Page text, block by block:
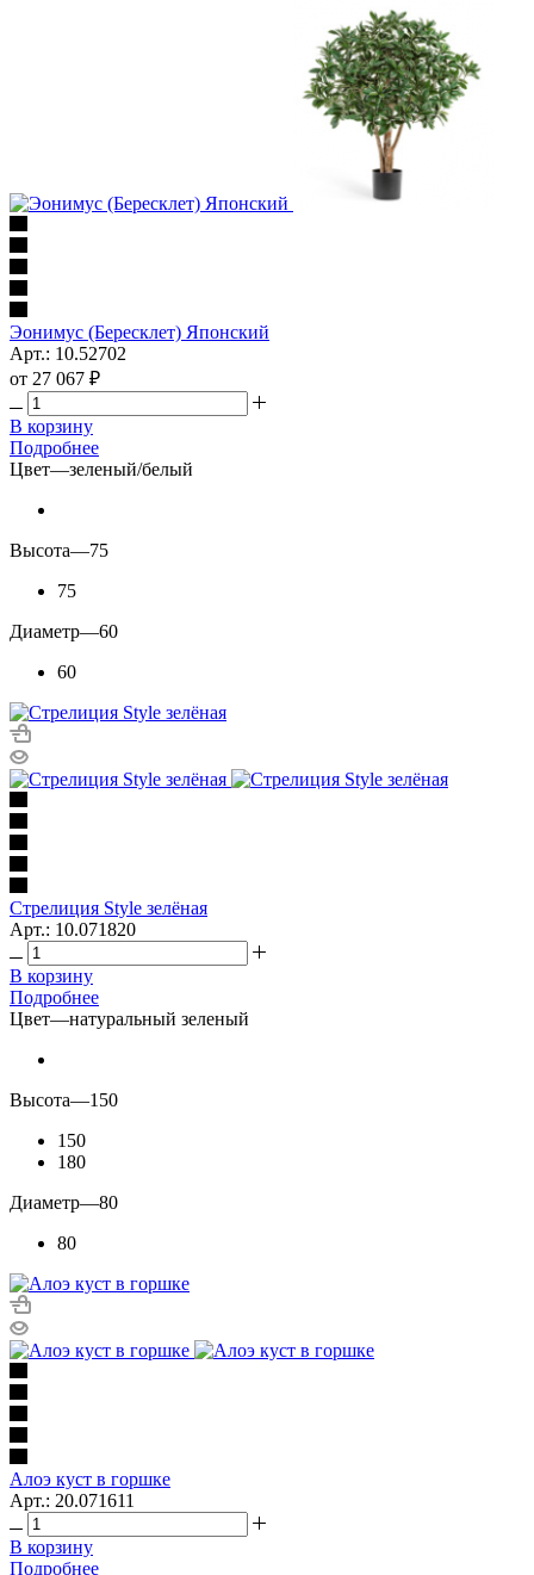
Эонимус (Бересклет) Японский
Арт.: 10.52702
от 27 067 ₽
В корзину
Подробнее
Цвет—зеленый/белый
Высота—75
75
Диаметр—60
60
Стрелиция Style зелёная
Арт.: 10.071820
В корзину
Подробнее
Цвет—натуральный зеленый
Высота—150
150
180
Диаметр—80
80
Алоэ куст в горшке
Арт.: 20.071611
В корзину
Подробнее